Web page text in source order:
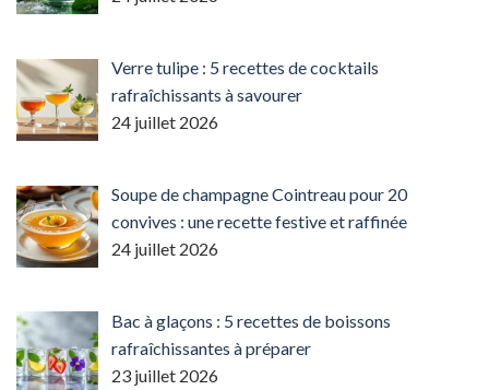
Verre tulipe : 5 recettes de cocktails
rafraîchissants à savourer
24 juillet 2026
Soupe de champagne Cointreau pour 20
convives : une recette festive et raffinée
24 juillet 2026
Bac à glaçons : 5 recettes de boissons
rafraîchissantes à préparer
23 juillet 2026